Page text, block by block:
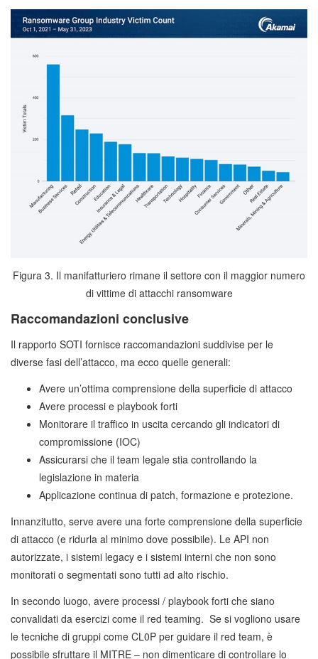
Figura 3. Il manifatturiero rimane il settore con il maggior numero
di vittime di attacchi ransomware
Raccomandazioni conclusive
Il rapporto SOTI fornisce raccomandazioni suddivise per le
diverse fasi dell’attacco, ma ecco quelle generali:
Avere un’ottima comprensione della superficie di attacco
Avere processi e playbook forti
Monitorare il traffico in uscita cercando gli indicatori di
compromissione (IOC)
Assicurarsi che il team legale stia controllando la
legislazione in materia
Applicazione continua di patch, formazione e protezione.
Innanzitutto, serve avere una forte comprensione della superficie
di attacco (e ridurla al minimo dove possibile). Le API non
autorizzate, i sistemi legacy e i sistemi interni che non sono
monitorati o segmentati sono tutti ad alto rischio.
In secondo luogo, avere processi / playbook forti che siano
convalidati da esercizi come il red teaming. Se si vogliono usare
le tecniche di gruppi come CL0P per guidare il red team, è
possibile sfruttare il MITRE – non dimenticare di controllare lo